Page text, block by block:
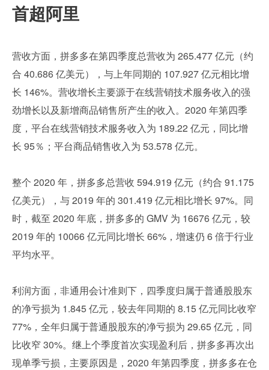
首超阿里
营收方面，拼多多在第四季度总营收为 265.477 亿元（约
合 40.686 亿美元），与上年同期的 107.927 亿元相比增
长 146%。营收增长主要源于在线营销技术服务收入的强
劲增长以及新增商品销售所产生的收入。2020 年第四季
度，平台在线营销技术服务收入为 189.22 亿元，同比增
长 95％；平台商品销售收入为 53.578 亿元。
整个 2020 年，拼多多总营收 594.919 亿元（约合 91.175
亿美元），与 2019 年的 301.419 亿元相比增长 97%。同
时，截至 2020 年底，拼多多的 GMV 为 16676 亿元，较
2019 年的 10066 亿元同比增长 66%，增速仍 6 倍于行业
平均水平。
利润方面，非通用会计准则下，四季度归属于普通股股东
的净亏损为 1.845 亿元，较去年同期的 8.15 亿元同比收窄
77%，全年归属于普通股股东的净亏损为 29.65 亿元，同
比收窄 30%。继上个季度首次实现盈利后，拼多多再次出
现单季亏损，主要原因是，2020 年第四季度，拼多多在仓